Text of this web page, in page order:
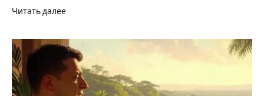
Читать далее